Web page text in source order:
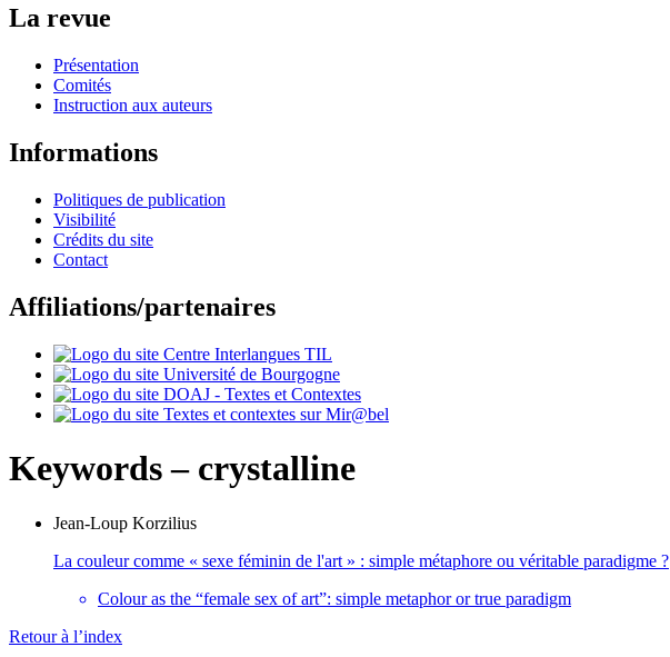
La revue
Présentation
Comités
Instruction aux auteurs
Informations
Politiques de publication
Visibilité
Crédits du site
Contact
Affiliations/partenaires
Keywords – crystalline
Jean-Loup Korzilius
La couleur comme « sexe féminin de l'art » : simple métaphore ou véritable paradigme ?
Colour as the “female sex of art”: simple metaphor or true paradigm
Retour à l’index